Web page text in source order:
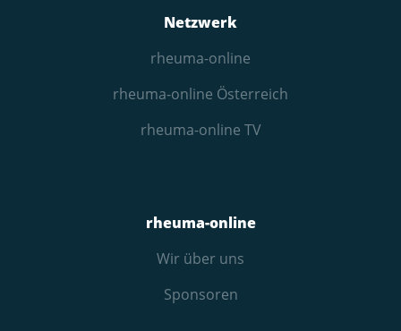
Netzwerk
rheuma-online
rheuma-online Österreich
rheuma-online TV
rheuma-online
Wir über uns
Sponsoren